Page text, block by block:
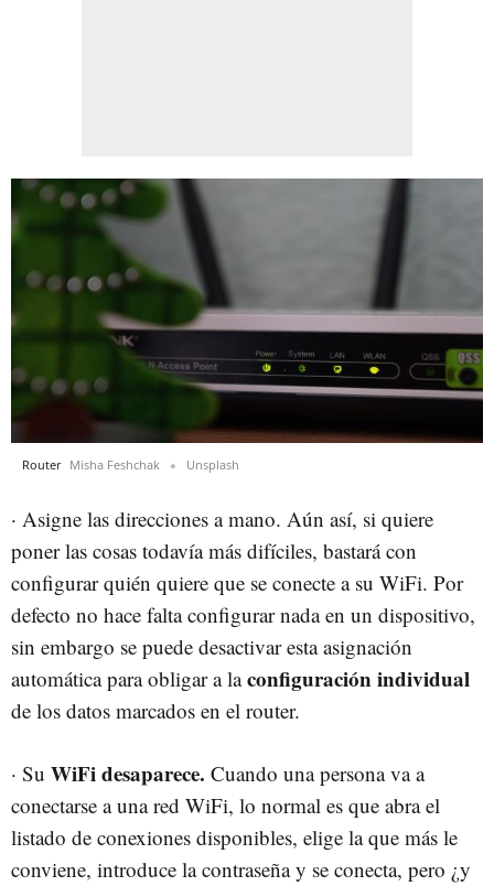
Router Misha Feshchak Unsplash
· Asigne las direcciones a mano. Aún así, si quiere
poner las cosas todavía más difíciles, bastará con
configurar quién quiere que se conecte a su WiFi. Por
defecto no hace falta configurar nada en un dispositivo,
sin embargo se puede desactivar esta asignación
automática para obligar a laconfiguración individual
de los datos marcados en el router.
· Su WiFi desaparece. Cuando una persona va a
conectarse a una red WiFi, lo normal es que abra el
listado de conexiones disponibles, elige la que más le
conviene, introduce la contraseña y se conecta, pero ¿y